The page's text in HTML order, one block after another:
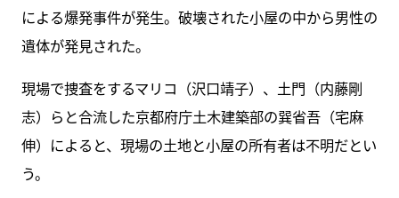
による爆発事件が発生。破壊された小屋の中から男性の
遺体が発見された。
現場で捜査をするマリコ（沢口靖子）、土門（内藤剛
志）らと合流した京都府庁土木建築部の巽省吾（宅麻
伸）によると、現場の土地と小屋の所有者は不明だとい
う。